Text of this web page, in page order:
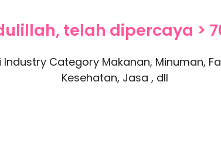
telah dipercaya >
Category Makanan, Minuman,
Kesehatan, Jasa , dll